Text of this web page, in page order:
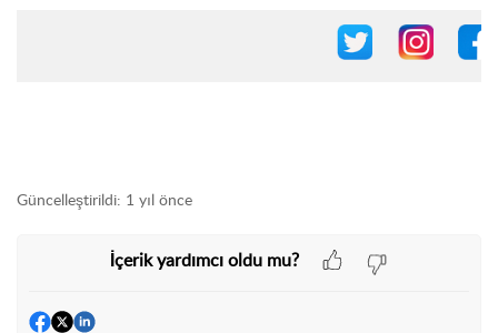
Güncelleştirildi: 1 yıl önce
İçerik yardımcı oldu mu?